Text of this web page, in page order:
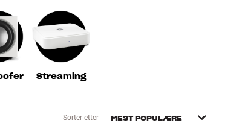
Streaming
Sorter etter